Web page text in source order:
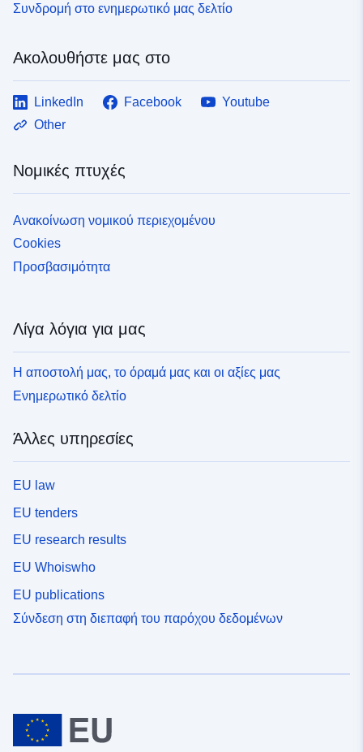
Συνδρομή στο ενημερωτικό μας δελτίο
Ακολουθήστε μας στο
LinkedIn Facebook
Youtube
Other
Νομικές πτυχές
Ανακοίνωση νομικού περιεχομένου
Cookies
Προσβασιμότητα
Λίγα λόγια για μας
Η αποστολή μας, το όραμά μας και οι αξίες μας
Ενημερωτικό δελτίο
Άλλες υπηρεσίες
EU law
EU tenders
EU research results
EU Whoiswho
EU publications
Σύνδεση στη διεπαφή του παρόχου δεδομένων